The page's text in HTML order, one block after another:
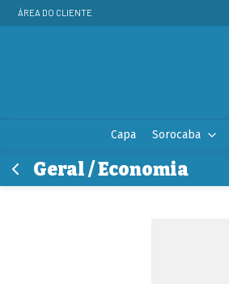
ÁREA DO CLIENTE
Capa Sorocaba
Geral / Economia